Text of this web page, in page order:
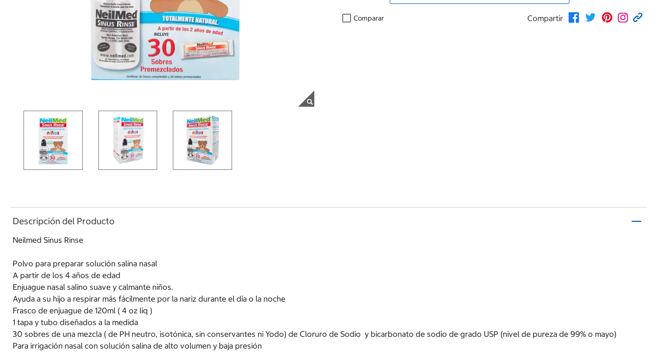
Comparar Compartir
Descripción del Producto
Neilmed Sinus Rinse
Polvo para preparar solución salina nasal
A partir de los 4 años de edad
Enjuague nasal salino suave y calmante niños.
Ayuda a su hijo a respirar más fácilmente por la nariz durante el día o la noche
Frasco de enjuague de 120ml ( 4 oz liq )
1 tapa y tubo diseñados a la medida
30 sobres de una mezcla ( de PH neutro, isotónica, sin conservantes ni Yodo) de Cloruro de Sodio y bicarbonato de sodio de grado USP (nivel de pureza de 99% o mayo)
Para irrigación nasal con solución salina de alto volumen y baja presión